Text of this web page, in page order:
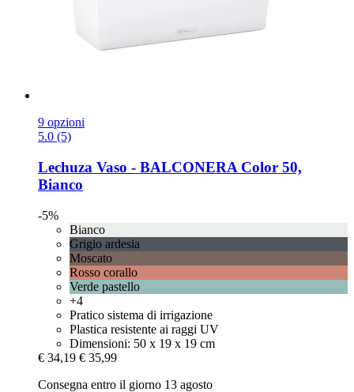
9 opzioni
5.0 (5)
Lechuza Vaso -​ BALCONERA Color 50,
Bianco
-5%
Bianco
Grigio ardesia
Moscato
Rosso corallo
Verde pastello
+4
Pratico sistema di irrigazione
Plastica resistente ai raggi UV
Dimensioni: 50 x 19 x 19 cm
€ 34,19 € 35,99
Consegna entro il giorno 13 agosto